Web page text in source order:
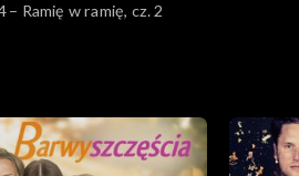
– Ramię w ramię, cz. 2